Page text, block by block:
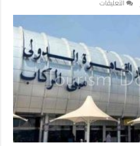
التعليقات
المطارات
45
مليون
راكب
في
9
أشهر
مغلقة